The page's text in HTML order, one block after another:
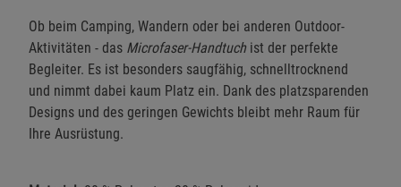
Ob beim Camping, Wandern oder bei anderen Outdoor-
Aktivitäten - das Microfaser-Handtuch ist der perfekte
Begleiter. Es ist besonders saugfähig, schnelltrocknend
und nimmt dabei kaum Platz ein. Dank des platzsparenden
Designs und des geringen Gewichts bleibt mehr Raum für
Ihre Ausrüstung.